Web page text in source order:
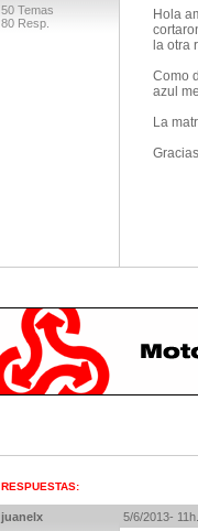
50 Temas
80 Resp.
Hola
la otra
Como
azul
La
Gracias
RESPUESTAS:
juanelx
5/6/2013-